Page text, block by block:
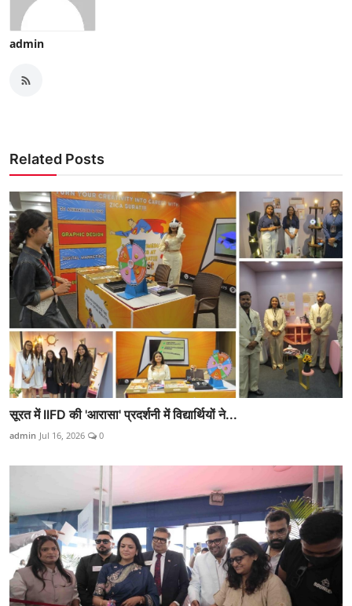
admin
Related Posts
सूरत में IIFD की 'आरासा' प्रदर्शनी में विद्यार्थियों ने...
admin Jul 16, 2026 0